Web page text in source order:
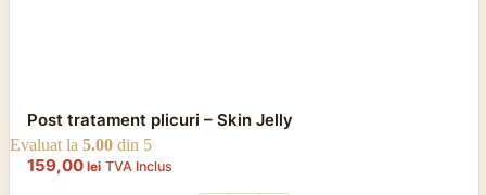
Post tratament plicuri – Skin Jelly
Evaluat la 5.00 din 5
159,00 lei TVA Inclus